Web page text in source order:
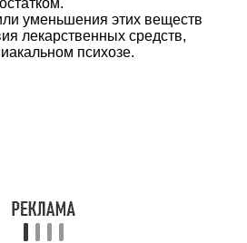
уменьшения этих веществ
лекарственных средств,
психозе.